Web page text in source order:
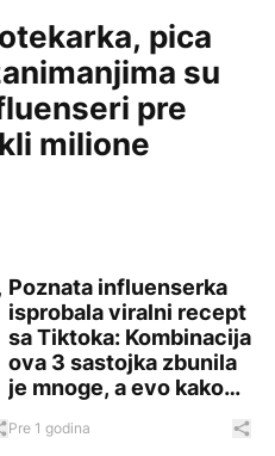
pica
su
pre
milione
bila deo tima Lane Del Rej:
ovaj članak
Poznata influenserka
Poznata influenserka
isprobala viralni recept
sa Tiktoka: Kombinacija
ova 3 sastojka zbunila
je mnoge, a evo kako
koji je zaludeo internet
Pre 1 godina